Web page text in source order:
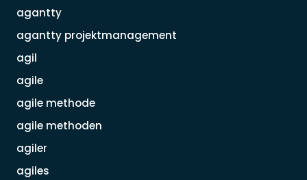
agantty
agantty projektmanagement
agil
agile
agile methode
agile methoden
agiler
agiles